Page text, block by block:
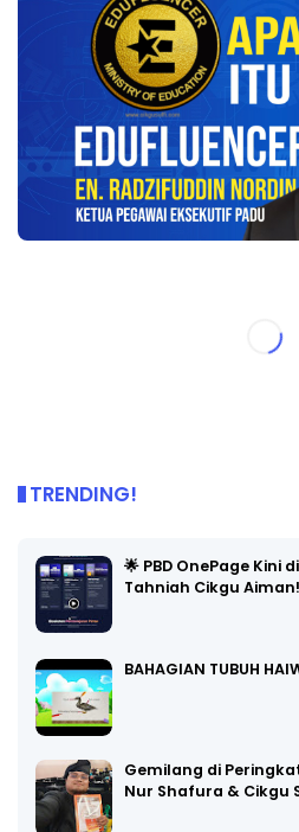
TRENDING!
🌟 PBD OnePage Kini
Tahniah Cikgu
BAHAGIAN TUBUH
Gemilang di
Nur Shafura & Cikgu